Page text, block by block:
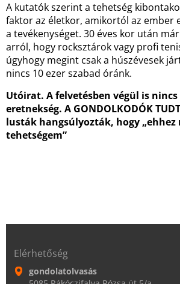
A kutatók szerint a tehetség
faktor az életkor, amikortól az ember
a tevékenységet. 30 éves kor után
arról, hogy rocksztárok vagy profi
úgyhogy megint csak a húszévesek
nincs 10 ezer szabad óránk.
Utóirat. A felvetésben végül is
eretnekség. A GONDOLKODÓK
lusták hangsúlyozták, hogy „ehhez
tehetségem”
Elérhetőség
gondolatolvasás